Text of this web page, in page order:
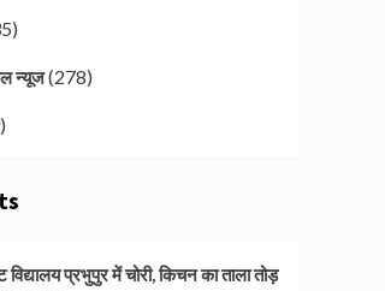
न्यूज(278)
विद्यालय प्रभुपुर में चोरी, किचन का ताला तोड़